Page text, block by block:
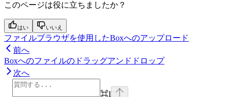
このページは役に立ちましたか？
はい いいえ
ファイルブラウザを使用したBoxへのアップロード
前へ
Boxへのファイルのドラッグアンドドロップ
次へ
⌘I